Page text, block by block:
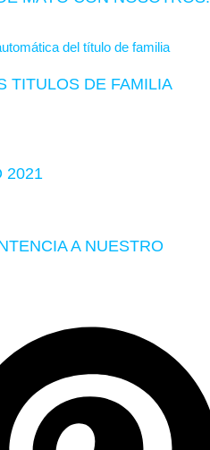
TITULOS DE FAMILIA
2021
A NUESTRO